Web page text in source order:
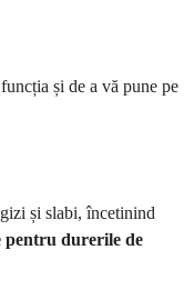
și de a vă pune pe
și slabi, încetinind
pentru durerile de